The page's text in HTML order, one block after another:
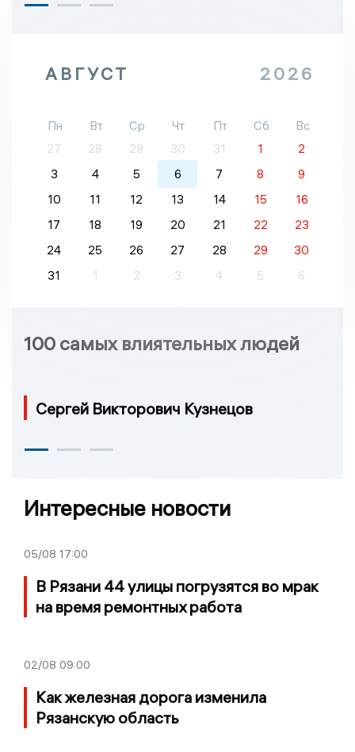
АВГУСТ 2026
Пн Вт Ср Чт Пт Сб
Вс
27
28 29 30 31 1
2
3
4 5 6 7 8
9
10
11 12 13 14 15
16
17
18 19 20 21 22
23
24
25 26 27 28 29
30
31
1 2 3 4 5 6
100 самых влиятельных людей
Сергей Викторович Кузнецов
Интересные новости
05/08 17:00
В Рязани 44 улицы погрузятся во мрак
на время ремонтных работа
02/08 09:00
Как железная дорога изменила
Рязанскую область